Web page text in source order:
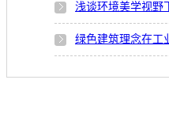
浅谈环境美学视野
绿色建筑理念在工